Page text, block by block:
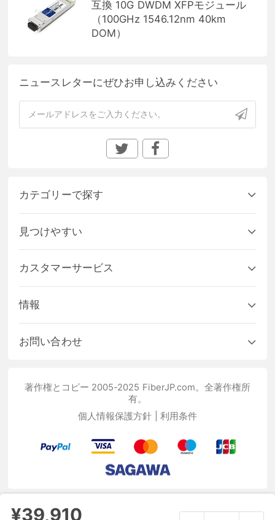
¥39,910
互換 10G DWDM XFPモジュール
（100GHz 1546.12nm 40km
DOM）
ニュースレターにぜひお申し込みください
カテゴリーで探す
見つけやすい
カスタマーサービス
情報
お問い合わせ
著作権とコピー 2005-2025 FiberJP.com。全著作権所
有。
個人情報保護方針
利用条件